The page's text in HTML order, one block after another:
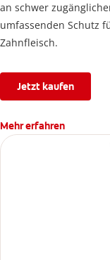
an schwer
umfassenden Schutz
Zahnfleisch.
Jetzt kaufen
Mehr erfahren